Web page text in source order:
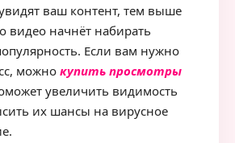
ваш контент, тем выше
видео начнёт набирать
Если вам нужно
можно купить просмотры
увеличить видимость
их шансы на вирусное